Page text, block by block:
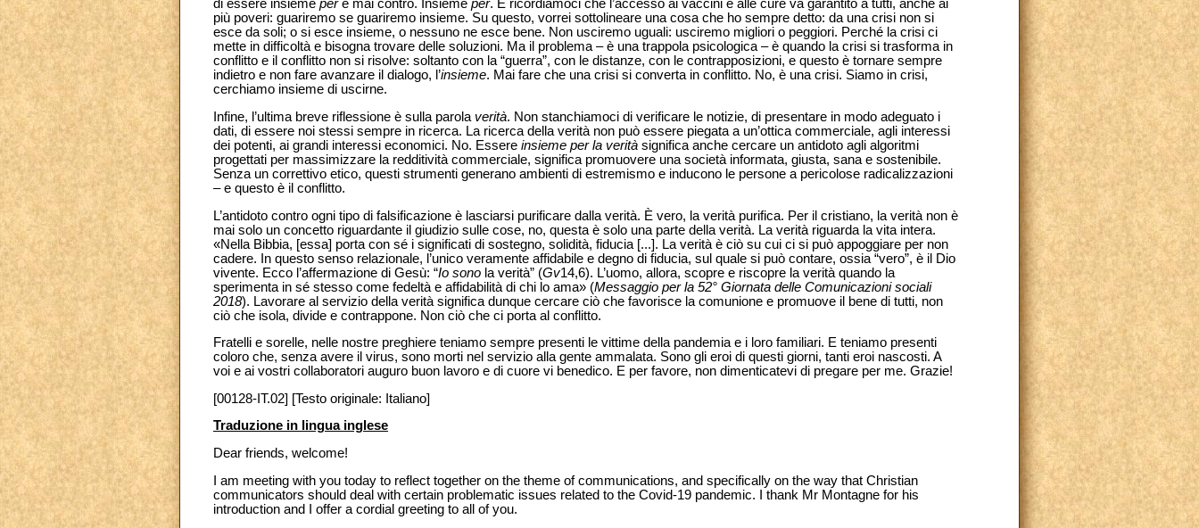
di essere insieme pere mai contro. Insieme per. E ricordiamoci che l’accesso ai vaccini e alle cure va garantito a tutti, anche ai
più poveri: guariremo se guariremo insieme. Su questo, vorrei sottolineare una cosa che ho sempre detto: da una crisi non si
esce da soli; o si esce insieme, o nessuno ne esce bene. Non usciremo uguali: usciremo migliori o peggiori. Perché la crisi ci
mette in difficoltà e bisogna trovare delle soluzioni. Ma il problema – è una trappola psicologica – è quando la crisi si trasforma in
conflitto e il conflitto non si risolve: soltanto con la “guerra”, con le distanze, con le contrapposizioni, e questo è tornare sempre
indietro e non fare avanzare il dialogo, l’insieme. Mai fare che una crisi si converta in conflitto. No, è una crisi. Siamo in crisi,
cerchiamo insieme di uscirne.
Infine, l’ultima breve riflessione è sulla parola verità. Non stanchiamoci di verificare le notizie, di presentare in modo adeguato i
dati, di essere noi stessi sempre in ricerca. La ricerca della verità non può essere piegata a un’ottica commerciale, agli interessi
dei potenti, ai grandi interessi economici. No. Essere insieme per la verità significa anche cercare un antidoto agli algoritmi
progettati per massimizzare la redditività commerciale, significa promuovere una società informata, giusta, sana e sostenibile.
Senza un correttivo etico, questi strumenti generano ambienti di estremismo e inducono le persone a pericolose radicalizzazioni
– e questo è il conflitto.
L’antidoto contro ogni tipo di falsificazione è lasciarsi purificare dalla verità. È vero, la verità purifica. Per il cristiano, la verità non è
mai solo un concetto riguardante il giudizio sulle cose, no, questa è solo una parte della verità. La verità riguarda la vita intera.
«Nella Bibbia, [essa] porta con sé i significati di sostegno, solidità, fiducia [...]. La verità è ciò su cui ci si può appoggiare per non
cadere. In questo senso relazionale, l’unico veramente affidabile e degno di fiducia, sul quale si può contare, ossia “vero”, è il Dio
vivente. Ecco l’affermazione di Gesù: “Io sono la verità” (Gv14,6). L’uomo, allora, scopre e riscopre la verità quando la
sperimenta in sé stesso come fedeltà e affidabilità di chi lo ama» (Messaggio per la 52° Giornata delle Comunicazioni sociali
2018). Lavorare al servizio della verità significa dunque cercare ciò che favorisce la comunione e promuove il bene di tutti, non
ciò che isola, divide e contrappone. Non ciò che ci porta al conflitto.
Fratelli e sorelle, nelle nostre preghiere teniamo sempre presenti le vittime della pandemia e i loro familiari. E teniamo presenti
coloro che, senza avere il virus, sono morti nel servizio alla gente ammalata. Sono gli eroi di questi giorni, tanti eroi nascosti. A
voi e ai vostri collaboratori auguro buon lavoro e di cuore vi benedico. E per favore, non dimenticatevi di pregare per me. Grazie!
[00128-IT.02] [Testo originale: Italiano]
Traduzione in lingua inglese
Dear friends, welcome!
I am meeting with you today to reflect together on the theme of communications, and specifically on the way that Christian
communicators should deal with certain problematic issues related to the Covid-19 pandemic. I thank Mr Montagne for his
introduction and I offer a cordial greeting to all of you.